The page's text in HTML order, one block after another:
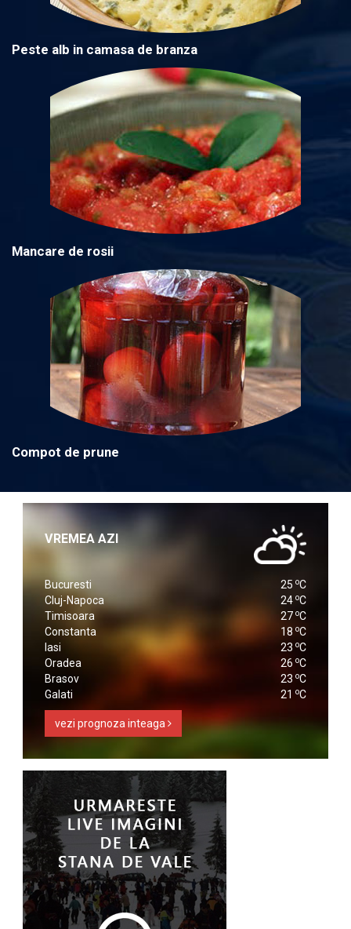
Peste alb in camasa de branza
Mancare de rosii
Compot de prune
VREMEA AZI
Bucuresti 25 oC
Cluj-Napoca
24 oC
Timisoara
27 oC
Constanta
18 oC
Iasi
23 oC
Oradea
26 oC
Brasov
23 oC
Galati
21 oC
vezi prognoza inteaga